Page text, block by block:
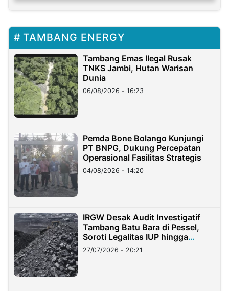
TAMBANG ENERGY
Tambang Emas Ilegal Rusak
TNKS Jambi, Hutan Warisan
Dunia
06/08/2026 - 16:23
Pemda Bone Bolango Kunjungi
PT BNPG, Dukung Percepatan
Operasional Fasilitas Strategis
04/08/2026 - 14:20
IRGW Desak Audit Investigatif
Tambang Batu Bara di Pessel,
Soroti Legalitas IUP hingga
Stockpile
27/07/2026 - 20:21